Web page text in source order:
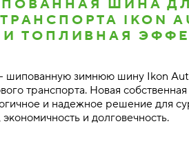
ШИНА
IKON
ТОПЛИВНАЯ
– шипованную зимнюю шину Ikon
транспорта. Новая
и надежное решение для
и долговечность.